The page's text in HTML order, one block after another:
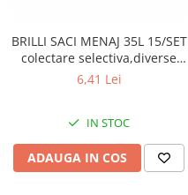
BRILLI SACI MENAJ 35L 15/SET
colectare selectiva,diverse
culori
6,41 Lei
IN STOC
ADAUGA IN COS